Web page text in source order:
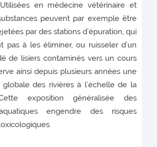
en médecine vétérinaire et
peuvent par exemple être
par des stations d’épuration, qui
pas à les éliminer, ou ruisseler d’un
de lisiers contaminés vers un cours
ainsi depuis plusieurs années une
globale des rivières à l’échelle de la
exposition généralisée des
engendre des risques